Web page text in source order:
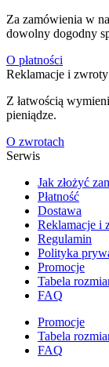
Za zamówienia w
dowolny dogodny
O płatności
Reklamacje i zwroty
Z łatwością
pieniądze.
O zwrotach
Serwis
Jak złożyć
Płatność
Dostawa
Reklamacje i
Regulamin
Polityka
Promocje
Tabela
FAQ
Promocje
Tabela
FAQ